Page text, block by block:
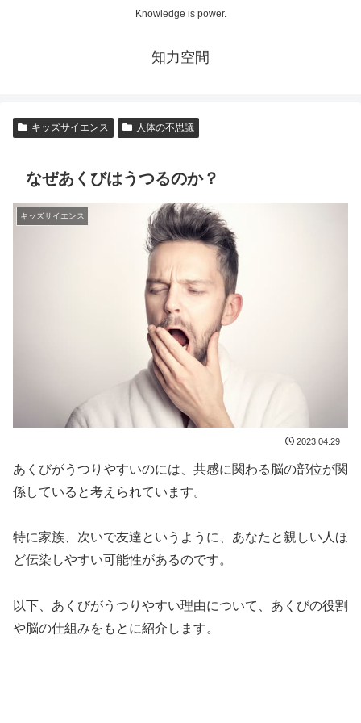
Knowledge is power.
知力空間
キッズサイエンス 人体の不思議
なぜあくびはうつるのか？
キッズサイエンス
2023.04.29
あくびがうつりやすいのには、共感に関わる脳の部位が関
係していると考えられています。
特に家族、次いで友達というように、あなたと親しい人ほ
ど伝染しやすい可能性があるのです。
以下、あくびがうつりやすい理由について、あくびの役割
や脳の仕組みをもとに紹介します。